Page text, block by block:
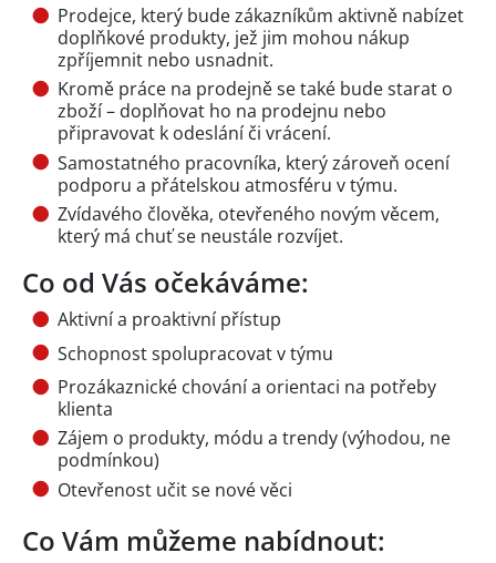
Prodejce, který bude zákazníkům aktivně nabízet
doplňkové produkty, jež jim mohou nákup
zpříjemnit nebo usnadnit.
Kromě práce na prodejně se také bude starat o
zboží – doplňovat ho na prodejnu nebo
připravovat k odeslání či vrácení.
Samostatného pracovníka, který zároveň ocení
podporu a přátelskou atmosféru v týmu.
Zvídavého člověka, otevřeného novým věcem,
který má chuť se neustále rozvíjet.
Co od Vás očekáváme:
Aktivní a proaktivní přístup
Schopnost spolupracovat v týmu
Prozákaznické chování a orientaci na potřeby
klienta
Zájem o produkty, módu a trendy (výhodou, ne
podmínkou)
Otevřenost učit se nové věci
Co Vám můžeme nabídnout: